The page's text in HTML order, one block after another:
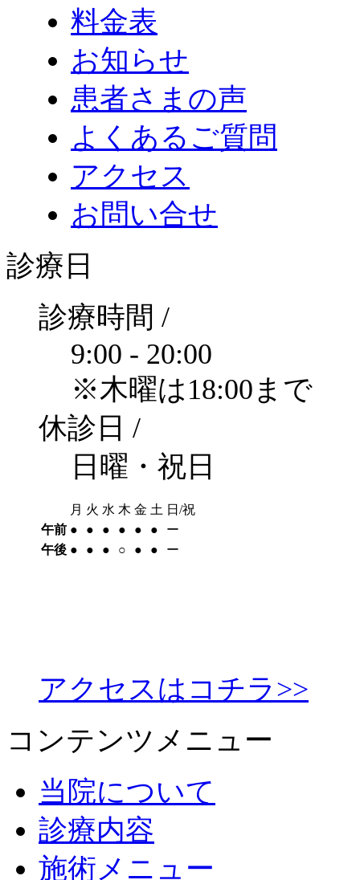
料金表
お知らせ
患者さまの声
よくあるご質問
アクセス
お問い合せ
診療日
診療時間 /
9:00 - 20:00
※木曜は18:00まで
休診日 /
日曜・祝日
月 火 水 木 金 土 日/祝
午前 ●︎ ●︎ ●︎ ●︎ ●︎ ●︎
ー
午後 ●︎ ●︎ ●︎ ○︎ ●︎ ●︎ ー
アクセスはコチラ>>
コンテンツメニュー
当院について
診療内容
施術メニュー